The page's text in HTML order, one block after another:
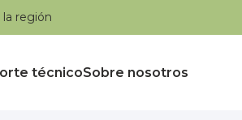
región
técnicoSobre nosotros